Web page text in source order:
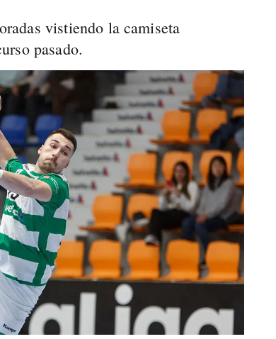
vistiendo la camiseta
pasado.